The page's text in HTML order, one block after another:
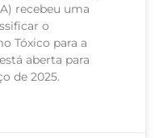
recebeu uma
o
Tóxico para a
aberta para
de 2025.